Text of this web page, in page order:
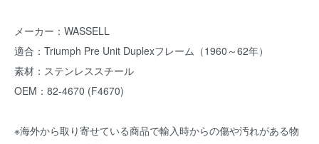
メーカー：WASSELL
適合：Triumph Pre Unit Duplexフレーム（1960～62年）
素材：ステンレススチール
OEM：82-4670 (F4670)
※海外から取り寄せている商品で輸入時からの傷や汚れがある物